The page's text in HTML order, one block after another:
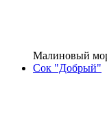
Малиновый
Сок "Добрый"